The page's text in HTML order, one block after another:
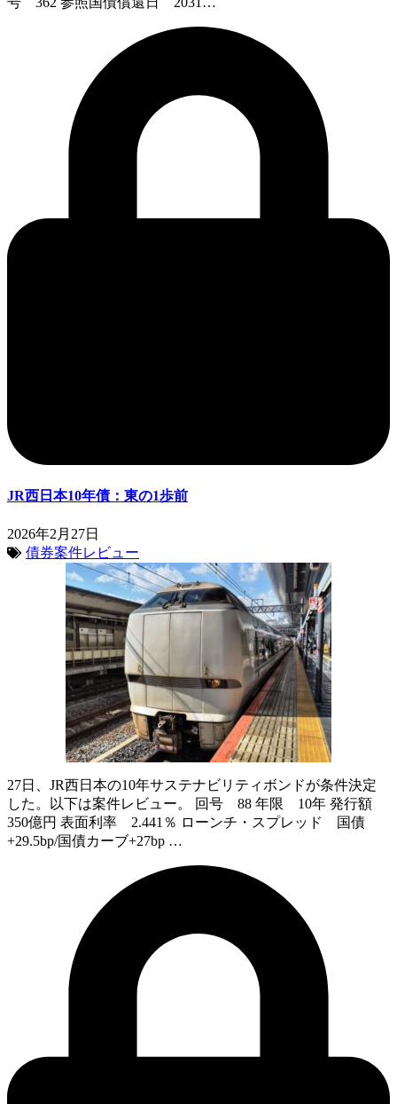
JR西日本10年債：東の1歩前
2026年2月27日
債券案件レビュー
27日、JR西日本の10年サステナビリティボンドが条件決定
した。以下は案件レビュー。 回号 88 年限 10年 発行額
350億円 表面利率 2.441％ ローンチ・スプレッド 国債
+29.5bp/国債カーブ+27bp …